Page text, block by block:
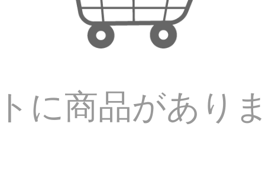
に商品があり